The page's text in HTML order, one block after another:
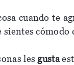
cuando te
sientes cómodo
les gusta